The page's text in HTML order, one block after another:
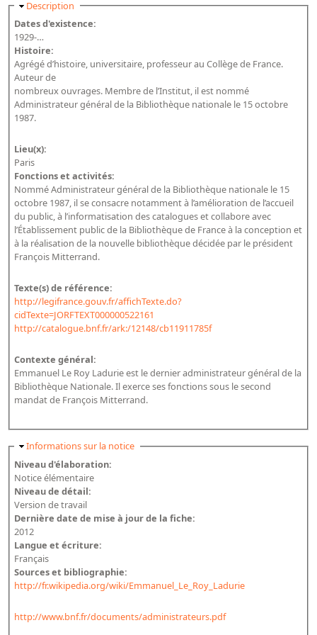
Bibliographie historique de la Bibliothèque nationale de
France
Dictionnaire de la BnF
Dictionnaire BnF : recherche avancée
Dictionnaire BnF : index
provenances
L'histoire de la BnF en objets
Explorer
Organigrammes de la bibliothèque
Répertoire
Répertoire des catalogues d'expositions
Répertoire des manuscrits du XXe siècle
Publications
Guides des sources publiés
Ouvrages et documents sur la BnF numérisés dans Gallica
Revue de la Bibliothèque nationale de France
Directeurs de la Bibliothèque nationale du XIVe siècle à nos jours
Listes et biographies des directeurs de départements
Implantations de la Bibliothèque nationale de France
Le fil de l'histoire (frise chonologique)
La Bibliothèque nationale de France à livre ouvert
Masquer
Description
Dates d'existence:
1929-…
Histoire:
Agrégé d’histoire, universitaire, professeur au Collège de France.
Auteur de
nombreux ouvrages. Membre de l’Institut, il est nommé
Administrateur général de la Bibliothèque nationale le 15 octobre
1987.
Lieu(x):
Paris
Fonctions et activités:
Nommé Administrateur général de la Bibliothèque nationale le 15
octobre 1987, il se consacre notamment à l’amélioration de l’accueil
du public, à l’informatisation des catalogues et collabore avec
l’Établissement public de la Bibliothèque de France à la conception et
à la réalisation de la nouvelle bibliothèque décidée par le président
François Mitterrand.
Texte(s) de référence:
http://legifrance.gouv.fr/affichTexte.do?
cidTexte=JORFTEXT000000522161
http://catalogue.bnf.fr/ark:/12148/cb11911785f
Contexte général:
Emmanuel Le Roy Ladurie est le dernier administrateur général de la
Bibliothèque Nationale. Il exerce ses fonctions sous le second
mandat de François Mitterrand.
Masquer
Informations sur la notice
Niveau d'élaboration:
Notice élémentaire
Niveau de détail:
Version de travail
Dernière date de mise à jour de la fiche:
2012
Langue et écriture:
Français
Sources et bibliographie:
http://fr.wikipedia.org/wiki/Emmanuel_Le_Roy_Ladurie
http://www.bnf.fr/documents/administrateurs.pdf